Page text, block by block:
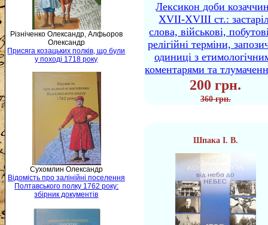
Різніченко Олександр, Алфьоров
Олександр
Присяга козацьких полків, що були
у поході 1718 року
Сухомлин Олександр
Відомість про залінійні поселення
Полтавського полку 1762 року:
збірник документів
Лексикон доби
XVII-XVIII ст.:
слова, військові,
релігійні терміни,
одиниці з
коментарями та
200 грн.
360 грн.
Шпака І. В.